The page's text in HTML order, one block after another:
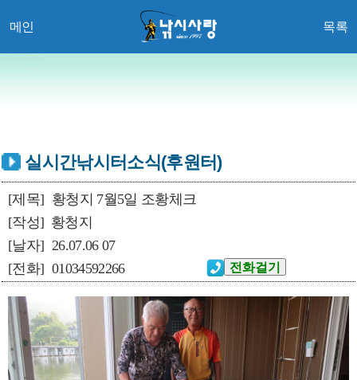
메인 목록
실시간낚시터소식(후원터)
[제목] 황청지 7월5일 조황체크
[작성] 황청지
[날자] 26.07.06 07
[전화] 01034592266